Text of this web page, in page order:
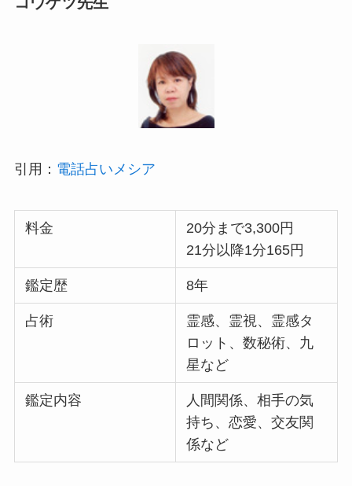
引用： 電話占いメシア
料金
20分まで3,300円
21分以降1分165円
鑑定歴 8年
占術
霊感、霊視、霊感タ
ロット、数秘術、九
星など
鑑定内容
人間関係、相手の気
持ち、恋愛、交友関
係など